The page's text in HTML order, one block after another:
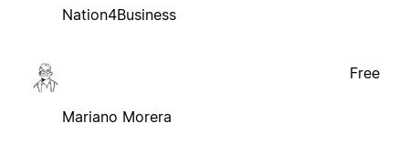
Nation4Business
Mariano Morera
Free